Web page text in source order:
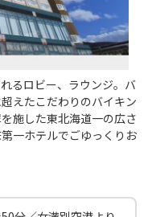
るロビー、ラウンジ。バ
えたこだわりのバイキン
施した東北海道一の広さ
一ホテルでごゆっくりお